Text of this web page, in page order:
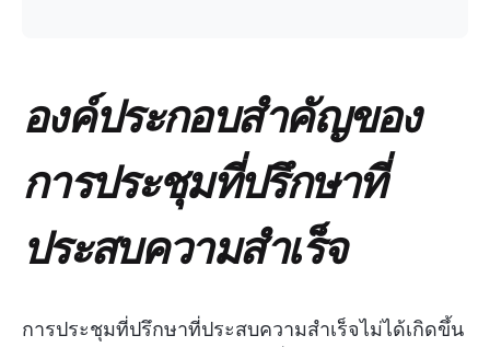
องค์ประกอบสำคัญของ
การประชุมที่ปรึกษาที่
ประสบความสำเร็จ
การประชุมที่ปรึกษาที่ประสบความสำเร็จไม่ได้เกิดขึ้น